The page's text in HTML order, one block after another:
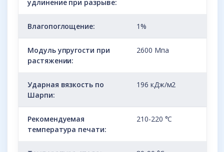
удлинение при разрыве:
Влагопоглощение: 1%
Модуль упругости при
растяжении:
2600 Мпа
Ударная вязкость по
Шарпи:
196 кДж/м2
Рекомендуемая
температура печати:
210-220 °С